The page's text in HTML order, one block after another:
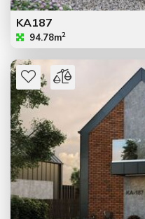
KA187
94.78m2